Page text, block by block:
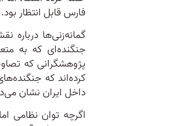
فارس قابل انتظار بود.
گمانه‌زنی‌ها
جنگنده‌ای که به
پژوهشگرانی که
کرده‌اند که
داخل ایران نشان
اگرچه توان نظامی